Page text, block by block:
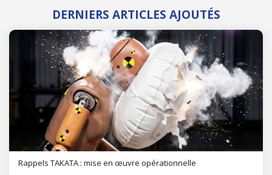
DERNIERS ARTICLES AJOUTÉS
Rappels TAKATA : mise en œuvre opérationnelle